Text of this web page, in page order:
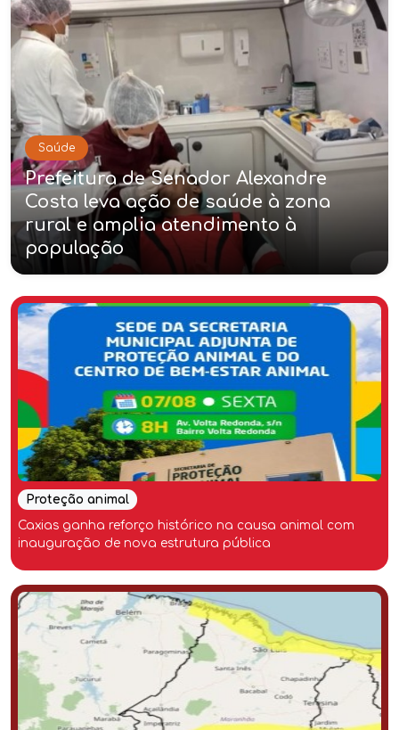
Saúde
Prefeitura de Senador Alexandre
Costa leva ação de saúde à zona
rural e amplia atendimento à
população
Proteção animal
Caxias ganha reforço histórico na causa animal com
inauguração de nova estrutura pública